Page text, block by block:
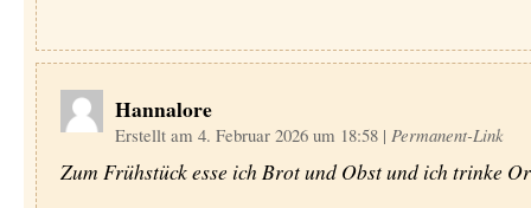
Hannalore
Erstellt am 4. Februar 2026 um 18:58 | Permanent-Link
Zum Frühstück esse ich Brot und Obst und ich trinke